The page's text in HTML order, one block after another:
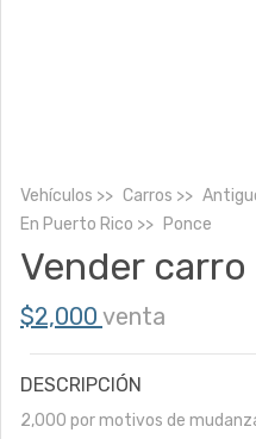
Vehículos Carros
En Puerto Rico Ponce
Vender carro
$2,000 venta
DESCRIPCIÓN
2,000 por motivos de